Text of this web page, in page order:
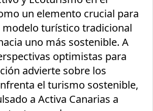
un elemento crucial para
turístico tradicional
uno más sostenible. A
optimistas para
advierte sobre los
el turismo sostenible,
a Activa Canarias a